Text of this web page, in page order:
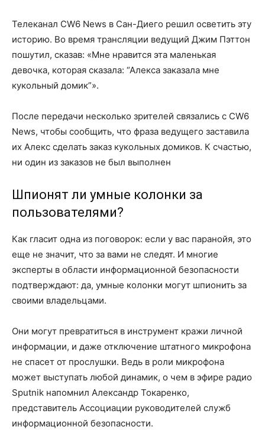
Телеканал CW6 News в Сан-Диего решил осветить эту
историю. Во время трансляции ведущий Джим Пэттон
пошутил, сказав: «Мне нравится эта маленькая
девочка, которая сказала: “Алекса заказала мне
кукольный домик”».
После передачи несколько зрителей связались с CW6
News, чтобы сообщить, что фраза ведущего заставила
их Алекс сделать заказ кукольных домиков. К счастью,
ни один из заказов не был выполнен
Шпионят ли умные колонки за
пользователями?
Как гласит одна из поговорок: если у вас паранойя, это
еще не значит, что за вами не следят. И многие
эксперты в области информационной безопасности
подтверждают: да, умные колонки могут шпионить за
своими владельцами.
Они могут превратиться в инструмент кражи личной
информации, и даже отключение штатного микрофона
не спасет от прослушки. Ведь в роли микрофона
может выступать любой динамик, о чем в эфире радио
Sputnik напомнил Александр Токаренко,
представитель Ассоциации руководителей служб
информационной безопасности.